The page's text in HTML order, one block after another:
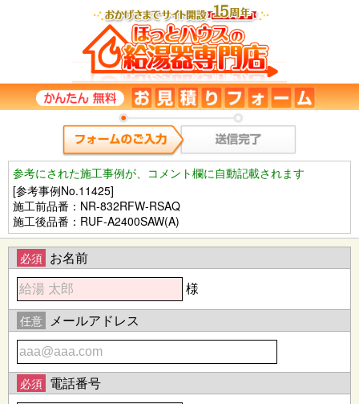
参考にされた施工事例が、コメント欄に自動記載されます
[参考事例No.11425]
施工前品番：NR-832RFW-RSAQ
施工後品番：RUF-A2400SAW(A)
必須 お名前
様
任意 メールアドレス
必須 電話番号